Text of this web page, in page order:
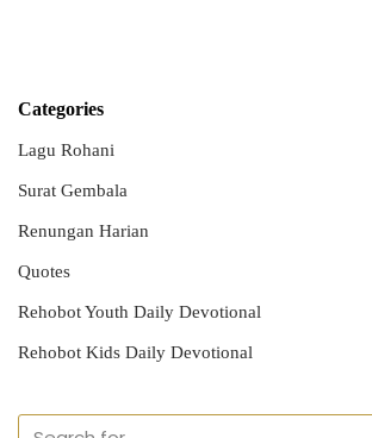
Categories
Lagu Rohani
Surat Gembala
Renungan Harian
Quotes
Rehobot Youth Daily Devotional
Rehobot Kids Daily Devotional